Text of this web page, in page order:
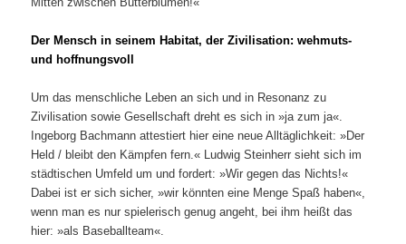
Der Mensch in seinem Habitat, der Zivilisation: wehmuts-
und hoffnungsvoll
Um das menschliche Leben an sich und in Resonanz zu
Zivilisation sowie Gesellschaft dreht es sich in »ja zum ja«.
Ingeborg Bachmann attestiert hier eine neue Alltäglichkeit: »Der
Held / bleibt den Kämpfen fern.« Ludwig Steinherr sieht sich im
städtischen Umfeld um und fordert: »Wir gegen das Nichts!«
Dabei ist er sich sicher, »wir könnten eine Menge Spaß haben«,
wenn man es nur spielerisch genug angeht, bei ihm heißt das
hier: »als Baseballteam«.